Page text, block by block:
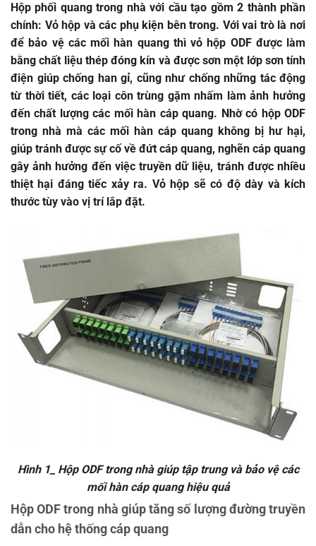
Hộp phối quang trong nhà với cầu tạo gồm 2 thành phần
chính: Vỏ hộp và các phụ kiện bên trong. Với vai trò là nơi
để bảo vệ các mối hàn quang thì vỏ hộp ODF được làm
bằng chất liệu thép đóng kín và được sơn một lớp sơn tính
điện giúp chống han gỉ, cũng như chống những tác động
từ thời tiết, các loại côn trùng gặm nhấm làm ảnh hưởng
đến chất lượng các mối hàn cáp quang. Nhờ có hộp ODF
trong nhà mà các mối hàn cáp quang không bị hư hại,
giúp tránh được sự cố về đứt cáp quang, nghẽn cáp quang
gây ảnh hưởng đến việc truyền dữ liệu, tránh được nhiều
thiệt hại đáng tiếc xảy ra. Vỏ hộp sẽ có độ dày và kích
thước tùy vào vị trí lắp đặt.
Hình 1_ Hộp ODF trong nhà giúp tập trung và bảo vệ các
mối hàn cáp quang hiệu quả
Hộp ODF trong nhà giúp tăng số lượng đường truyền
dẫn cho hệ thống cáp quang